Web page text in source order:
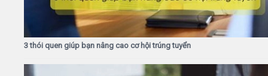
3 thói quen giúp bạn nâng cao cơ hội trúng tuyển